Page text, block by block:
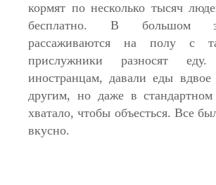
кормят по несколько тысяч
бесплатно. В большом
рассаживаются на полу с
прислужники разносят
иностранцам, давали еды
другим, но даже в стандартном
хватало, чтобы объесться. Все
вкусно.